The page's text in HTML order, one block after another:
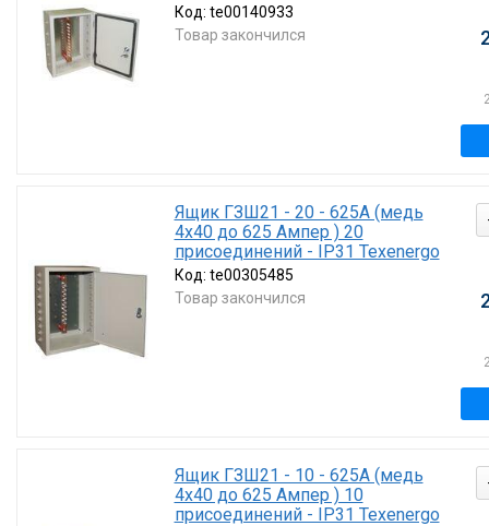
Код: te00140933
Товар закончился
Ящик ГЗШ21 - 20 - 625А (медь
4х40 до 625 Ампер ) 20
присоединений - IP31 Texenergo
Код: te00305485
Товар закончился
Ящик ГЗШ21 - 10 - 625А (медь
4х40 до 625 Ампер ) 10
присоединений - IP31 Texenergo